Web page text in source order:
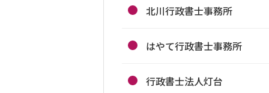
北川行政書士事務所
はやて行政書士事務所
行政書士法人灯台